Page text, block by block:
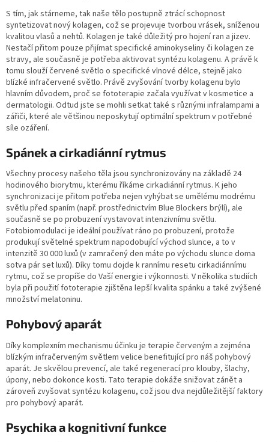
S tím, jak stárneme, tak naše tělo postupně ztrácí schopnost
syntetizovat nový kolagen, což se projevuje tvorbou vrásek, sníženou
kvalitou vlasů a nehtů. Kolagen je také důležitý pro hojení ran a jizev.
Nestačí přitom pouze přijímat specifické aminokyseliny či kolagen ze
stravy, ale současně je potřeba aktivovat syntézu kolagenu. A právě k
tomu slouží červené světlo o specifické vlnové délce, stejně jako
blízké infračervené světlo. Právě zvyšování tvorby kolagenu bylo
hlavním důvodem, proč se fototerapie začala využívat v kosmetice a
dermatologii. Odtud jste se mohli setkat také s různými infralampami a
zářiči, které ale většinou neposkytují optimální spektrum v potřebné
síle ozáření.
Spánek a cirkadiánní rytmus
Všechny procesy našeho těla jsou synchronizovány na základě 24
hodinového biorytmu, kterému říkáme cirkadiánní rytmus. K jeho
synchronizaci je přitom potřeba nejen vyhýbat se umělému modrému
světlu před spaním (např. prostřednictvím Blue Blockers brýlí), ale
současně se po probuzení vystavovat intenzivnímu světlu.
Fotobiomodulaci je ideální používat ráno po probuzení, protože
produkují světelné spektrum napodobující východ slunce, a to v
intenzitě 30 000 luxů (v zamračený den máte po východu slunce doma
sotva pár set luxů). Díky tomu dojde k rannímu resetu cirkadiánnímu
rytmu, což se propíše do Vaší energie i výkonnosti. V několika studiích
byla při použití fototerapie zjištěna lepší kvalita spánku a také zvýšené
množství melatoninu.
Pohybový aparát
Díky komplexním mechanismu účinku je terapie červeným a zejména
blízkým infračerveným světlem velice benefitující pro náš pohybový
aparát. Je skvělou prevencí, ale také regenerací pro klouby, šlachy,
úpony, nebo dokonce kosti. Tato terapie dokáže snižovat zánět a
zároveň zvyšovat syntézu kolagenu, což jsou dva nejdůležitější faktory
pro pohybový aparát.
Psychika a kognitivní funkce